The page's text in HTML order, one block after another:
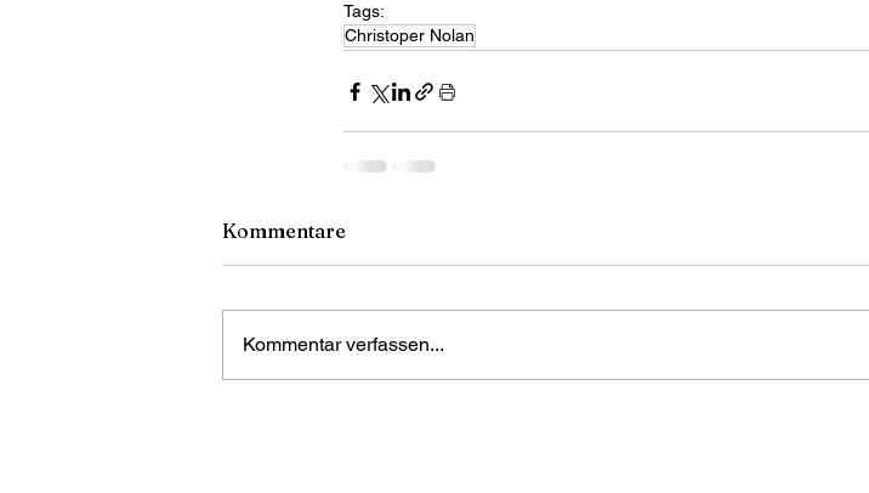
Tags:
Christoper Nolan
Kommentare
Kommentar verfassen...